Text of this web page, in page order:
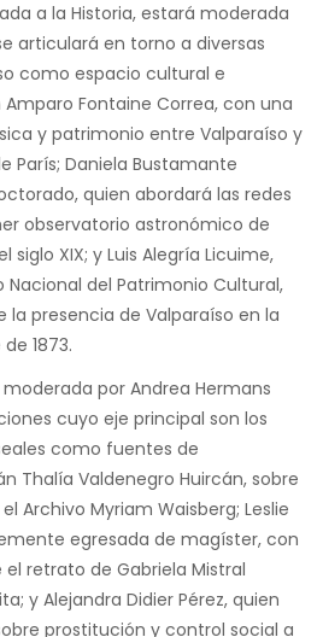
a la Historia, estará moderada
articulará en torno a diversas
como espacio cultural e
Fontaine Correa, con una
y patrimonio entre Valparaíso y
París; Daniela Bustamante
quien abordará las redes
observatorio astronómico de
siglo XIX; y Luis Alegría Licuime,
Nacional del Patrimonio Cultural,
presencia de Valparaíso en la
1873.
por Andrea Hermans
cuyo eje principal son los
como fuentes de
Thalía Valdenegro Huircán, sobre
Archivo Myriam Waisberg; Leslie
egresada de magíster, con
retrato de Gabriela Mistral
y Alejandra Didier Pérez, quien
prostitución y control social a